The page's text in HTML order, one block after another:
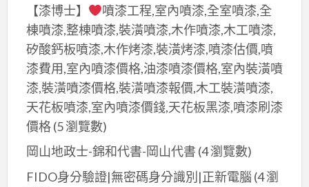
【漆博士】
噴漆工程,室內噴漆,全室噴漆,全
棟噴漆,整棟噴漆,裝潢噴漆,木作噴漆,木工噴漆,
矽酸鈣板噴漆,木作烤漆,裝潢烤漆,噴漆估價,噴
漆費用,室內噴漆價格,油漆噴漆價格,室內裝潢噴
漆,裝潢噴漆價格,裝潢噴漆報價,木工裝潢噴漆,
天花板噴漆,室內噴漆價錢,天花板黑漆,噴漆刷漆
價格(5 瀏覽數)
岡山地政士-錦和代書-岡山代書 (4 瀏覽數)
FIDO身分驗證|無密碼身分識別|正新電腦 (4 瀏